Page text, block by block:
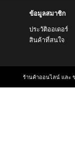
ข้อมูลสมาชิก
ประวัติออเดอร์
สินค้าที่สนใจ
ร้านค้าออนไลน์และ